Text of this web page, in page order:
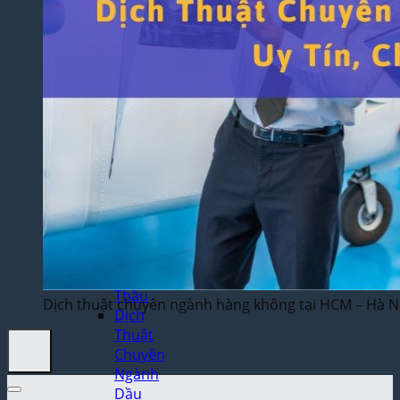
Trò
Chơi
Dịch
Thuật
Toán
Thuật
Xây
Dựng,
Thầu
Dịch
Thuật
Chuyên
Ngành
Dầu
Dịch thuật chuyên ngành hàng không tại HCM – Hà